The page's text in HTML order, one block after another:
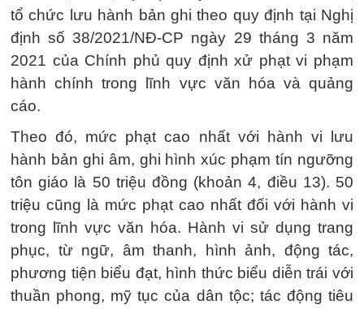
tổ chức lưu hành bản ghi theo quy định tại Nghị
định số 38/2021/NĐ-CP ngày 29 tháng 3 năm
2021 của Chính phủ quy định xử phạt vi phạm
hành chính trong lĩnh vực văn hóa và quảng
cáo.
Theo đó, mức phạt cao nhất với hành vi lưu
hành bản ghi âm, ghi hình xúc phạm tín ngưỡng
tôn giáo là 50 triệu đồng (khoản 4, điều 13). 50
triệu cũng là mức phạt cao nhất đối với hành vi
trong lĩnh vực văn hóa. Hành vi sử dụng trang
phục, từ ngữ, âm thanh, hình ảnh, động tác,
phương tiện biểu đạt, hình thức biểu diễn trái với
thuần phong, mỹ tục của dân tộc; tác động tiêu